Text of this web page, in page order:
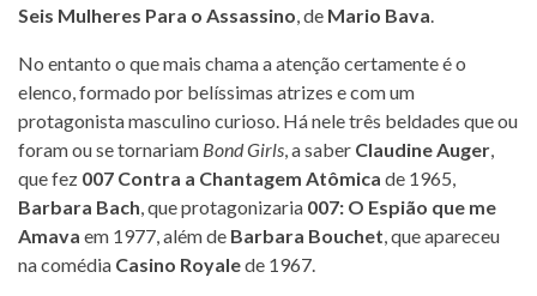
Seis Mulheres Para o Assassino, de Mario Bava.
No entanto o que mais chama a atenção certamente é o
elenco, formado por belíssimas atrizes e com um
protagonista masculino curioso. Há nele três beldades que ou
foram ou se tornariam Bond Girls, a saber Claudine Auger,
que fez 007 Contra a Chantagem Atômica de 1965,
Barbara Bach, que protagonizaria 007: O Espião que me
Amava em 1977, além de Barbara Bouchet, que apareceu
na comédia Casino Royalede 1967.